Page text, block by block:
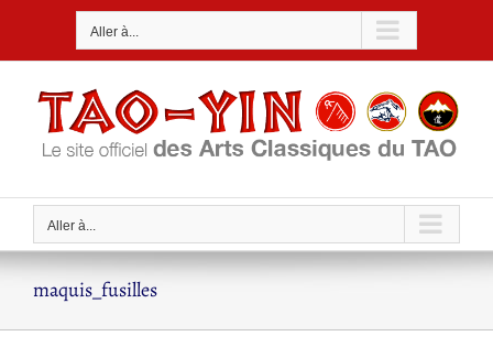
Aller à...
Aller à...
maquis_fusilles